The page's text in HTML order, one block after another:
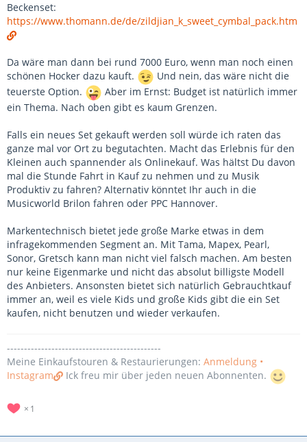
Beckenset:
https://www.thomann.de/de/zildjian_k_sweet_cymbal_pack.htm
Da wäre man dann bei rund 7000 Euro, wenn man noch einen
schönen Hocker dazu kauft.
Und nein, das wäre nicht die
teuerste Option.
Aber im Ernst: Budget ist natürlich immer
ein Thema. Nach oben gibt es kaum Grenzen.
Falls ein neues Set gekauft werden soll würde ich raten das
ganze mal vor Ort zu begutachten. Macht das Erlebnis für den
Kleinen auch spannender als Onlinekauf. Was hältst Du davon
mal die Stunde Fahrt in Kauf zu nehmen und zu Musik
Produktiv zu fahren? Alternativ könntet Ihr auch in die
Musicworld Brilon fahren oder PPC Hannover.
Markentechnisch bietet jede große Marke etwas in dem
infragekommenden Segment an. Mit Tama, Mapex, Pearl,
Sonor, Gretsch kann man nicht viel falsch machen. Am besten
nur keine Eigenmarke und nicht das absolut billigste Modell
des Anbieters. Ansonsten bietet sich natürlich Gebrauchtkauf
immer an, weil es viele Kids und große Kids gibt die ein Set
kaufen, nicht benutzen und wieder verkaufen.
---------------------------------------------
Meine Einkaufstouren & Restaurierungen: Anmeldung •
Instagram
Ick freu mir über jeden neuen Abonnenten.
1